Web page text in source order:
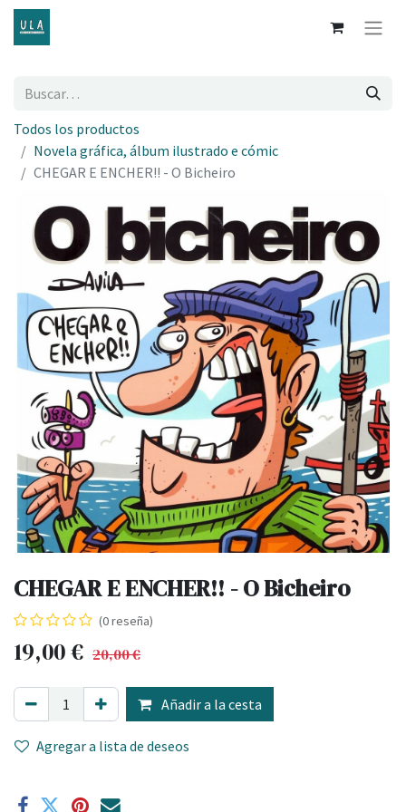
Todos los productos
Novela gráfica, álbum ilustrado e cómic
CHEGAR E ENCHER!! - O Bicheiro
CHEGAR E ENCHER!! - O Bicheiro
(0 reseña)
19,00€ 20,00€
Añadir a la cesta
Agregar a lista de deseos